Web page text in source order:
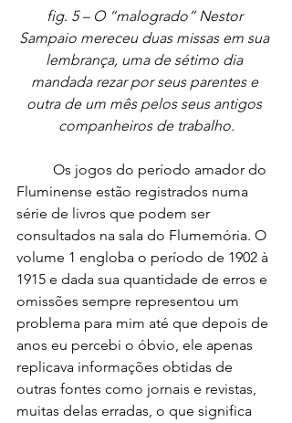
fig. 5 – O “malogrado” Nestor
Sampaio mereceu duas missas em sua
lembrança, uma de sétimo dia
mandada rezar por seus parentes e
outra de um mês pelos seus antigos
companheiros de trabalho.
Fluminense estão registrados numa
série de livros que podem ser
consultados na sala do Flumemória. O
volume 1 engloba o período de 1902 à
1915 e dada sua quantidade de erros e
omissões sempre representou um
problema para mim até que depois de
anos eu percebi o óbvio, ele apenas
replicava informações obtidas de
outras fontes como jornais e revistas,
muitas delas erradas, o que significa